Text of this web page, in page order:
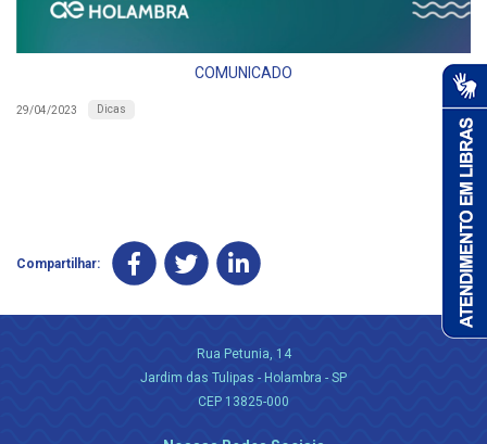
COMUNICADO
29/04/2023 Dicas
Compartilhar:
Rua Petunia, 14
Jardim das Tulipas - Holambra - SP
CEP 13825-000